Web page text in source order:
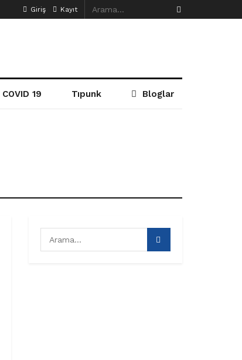
Giriş Kayıt
COVID 19 Tıpunk Bloglar